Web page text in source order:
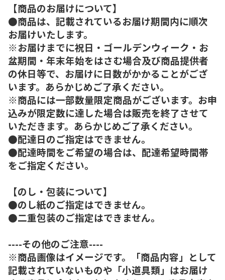
【商品のお届けについて】
●商品は、記載されているお届け期間内に順次
お届けいたします。
※お届けまでに祝日・ゴールデンウィーク・お
盆期間・年末年始をはさむ場合及び商品提供者
の休日等で、お届けに日数がかかることがござ
います。あらかじめご了承ください。
※商品には一部数量限定商品がございます。お申
込みが限定数に達した場合は販売を終了させて
いただきます。あらかじめご了承ください。
●配達日のご指定はできません。
●配達時間をご希望の場合は、配達希望時間帯
をご指定ください。
【のし・包装について】
●のし紙のご指定はできません。
●二重包装のご指定はできません。
----その他のご注意----
※商品画像はイメージです。「商品内容」として
記載されていないものや「小道具類」はお届け